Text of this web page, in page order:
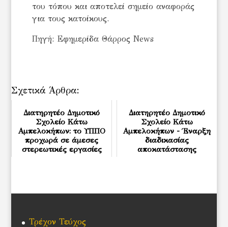
του τόπου και αποτελεί σημείο αναφοράς
για τους κατοίκους.
Πηγή: Εφημερίδα Θάρρος News
Σχετικά Άρθρα:
Διατηρητέο Δημοτικό
Σχολείο Κάτω
Αμπελοκήπων: το ΥΠΠΟ
προχωρά σε άμεσες
στερεωτικές εργασίες
Διατηρητέο Δημοτικό
Σχολείο Κάτω
Αμπελοκήπων - Έναρξη
διαδικασίας
αποκατάστασης
Τρέχον Τεύχος